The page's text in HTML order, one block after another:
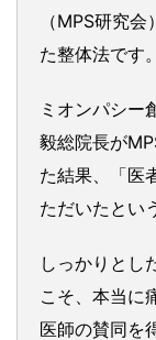
（MPS研究
た整体法です。
ミオンパシ
毅総院長が
た結果、「医
ただいたとい
しっかりとし
こそ、本当に
医師の賛同を